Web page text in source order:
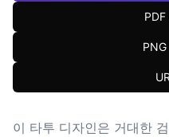
PDF
이 타투 디자인은 거대한